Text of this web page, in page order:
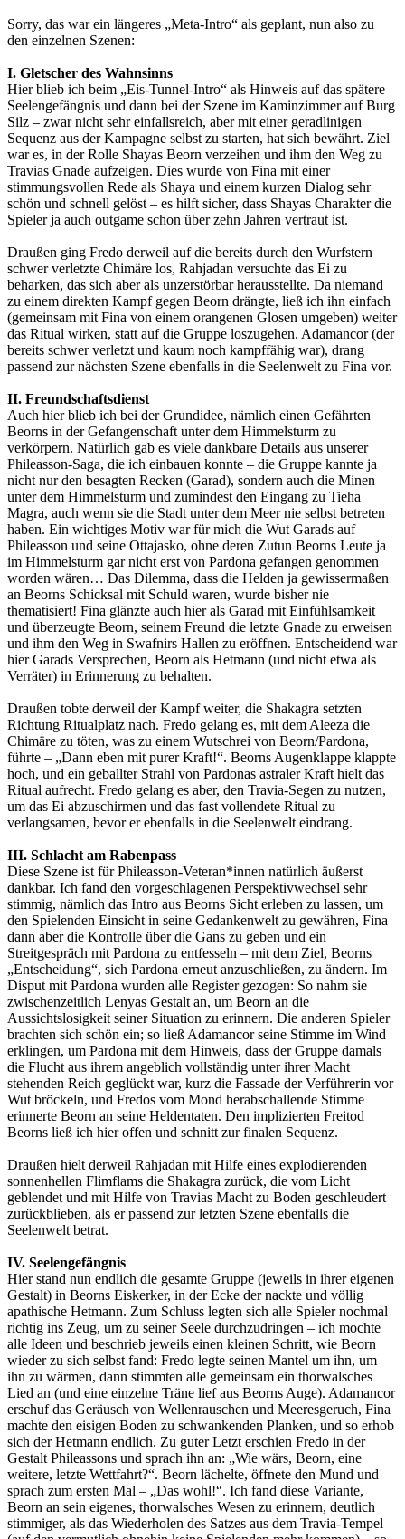
Sorry, das war ein längeres „Meta-Intro“ als geplant, nun also zu
den einzelnen Szenen:
I. Gletscher des Wahnsinns
Hier blieb ich beim „Eis-Tunnel-Intro“ als Hinweis auf das spätere
Seelengefängnis und dann bei der Szene im Kaminzimmer auf Burg
Silz – zwar nicht sehr einfallsreich, aber mit einer geradlinigen
Sequenz aus der Kampagne selbst zu starten, hat sich bewährt. Ziel
war es, in der Rolle Shayas Beorn verzeihen und ihm den Weg zu
Travias Gnade aufzeigen. Dies wurde von Fina mit einer
stimmungsvollen Rede als Shaya und einem kurzen Dialog sehr
schön und schnell gelöst – es hilft sicher, dass Shayas Charakter die
Spieler ja auch outgame schon über zehn Jahren vertraut ist.
Draußen ging Fredo derweil auf die bereits durch den Wurfstern
schwer verletzte Chimäre los, Rahjadan versuchte das Ei zu
beharken, das sich aber als unzerstörbar herausstellte. Da niemand
zu einem direkten Kampf gegen Beorn drängte, ließ ich ihn einfach
(gemeinsam mit Fina von einem orangenen Glosen umgeben) weiter
das Ritual wirken, statt auf die Gruppe loszugehen. Adamancor (der
bereits schwer verletzt und kaum noch kampffähig war), drang
passend zur nächsten Szene ebenfalls in die Seelenwelt zu Fina vor.
II. Freundschaftsdienst
Auch hier blieb ich bei der Grundidee, nämlich einen Gefährten
Beorns in der Gefangenschaft unter dem Himmelsturm zu
verkörpern. Natürlich gab es viele dankbare Details aus unserer
Phileasson-Saga, die ich einbauen konnte – die Gruppe kannte ja
nicht nur den besagten Recken (Garad), sondern auch die Minen
unter dem Himmelsturm und zumindest den Eingang zu Tieha
Magra, auch wenn sie die Stadt unter dem Meer nie selbst betreten
haben. Ein wichtiges Motiv war für mich die Wut Garads auf
Phileasson und seine Ottajasko, ohne deren Zutun Beorns Leute ja
im Himmelsturm gar nicht erst von Pardona gefangen genommen
worden wären… Das Dilemma, dass die Helden ja gewissermaßen
an Beorns Schicksal mit Schuld waren, wurde bisher nie
thematisiert! Fina glänzte auch hier als Garad mit Einfühlsamkeit
und überzeugte Beorn, seinem Freund die letzte Gnade zu erweisen
und ihm den Weg in Swafnirs Hallen zu eröffnen. Entscheidend war
hier Garads Versprechen, Beorn als Hetmann (und nicht etwa als
Verräter) in Erinnerung zu behalten.
Draußen tobte derweil der Kampf weiter, die Shakagra setzten
Richtung Ritualplatz nach. Fredo gelang es, mit dem Aleeza die
Chimäre zu töten, was zu einem Wutschrei von Beorn/Pardona,
führte – „Dann eben mit purer Kraft!“. Beorns Augenklappe klappte
hoch, und ein geballter Strahl von Pardonas astraler Kraft hielt das
Ritual aufrecht. Fredo gelang es aber, den Travia-Segen zu nutzen,
um das Ei abzuschirmen und das fast vollendete Ritual zu
verlangsamen, bevor er ebenfalls in die Seelenwelt eindrang.
III. Schlacht am Rabenpass
Diese Szene ist für Phileasson-Veteran*innen natürlich äußerst
dankbar. Ich fand den vorgeschlagenen Perspektivwechsel sehr
stimmig, nämlich das Intro aus Beorns Sicht erleben zu lassen, um
den Spielenden Einsicht in seine Gedankenwelt zu gewähren, Fina
dann aber die Kontrolle über die Gans zu geben und ein
Streitgespräch mit Pardona zu entfesseln – mit dem Ziel, Beorns
„Entscheidung“, sich Pardona erneut anzuschließen, zu ändern. Im
Disput mit Pardona wurden alle Register gezogen: So nahm sie
zwischenzeitlich Lenyas Gestalt an, um Beorn an die
Aussichtslosigkeit seiner Situation zu erinnern. Die anderen Spieler
brachten sich schön ein; so ließ Adamancor seine Stimme im Wind
erklingen, um Pardona mit dem Hinweis, dass der Gruppe damals
die Flucht aus ihrem angeblich vollständig unter ihrer Macht
stehenden Reich geglückt war, kurz die Fassade der Verführerin vor
Wut bröckeln, und Fredos vom Mond herabschallende Stimme
erinnerte Beorn an seine Heldentaten. Den implizierten Freitod
Beorns ließ ich hier offen und schnitt zur finalen Sequenz.
Draußen hielt derweil Rahjadan mit Hilfe eines explodierenden
sonnenhellen Flimflams die Shakagra zurück, die vom Licht
geblendet und mit Hilfe von Travias Macht zu Boden geschleudert
zurückblieben, als er passend zur letzten Szene ebenfalls die
Seelenwelt betrat.
IV. Seelengefängnis
Hier stand nun endlich die gesamte Gruppe (jeweils in ihrer eigenen
Gestalt) in Beorns Eiskerker, in der Ecke der nackte und völlig
apathische Hetmann. Zum Schluss legten sich alle Spieler nochmal
richtig ins Zeug, um zu seiner Seele durchzudringen – ich mochte
alle Ideen und beschrieb jeweils einen kleinen Schritt, wie Beorn
wieder zu sich selbst fand: Fredo legte seinen Mantel um ihn, um
ihn zu wärmen, dann stimmten alle gemeinsam ein thorwalsches
Lied an (und eine einzelne Träne lief aus Beorns Auge). Adamancor
erschuf das Geräusch von Wellenrauschen und Meeresgeruch, Fina
machte den eisigen Boden zu schwankenden Planken, und so erhob
sich der Hetmann endlich. Zu guter Letzt erschien Fredo in der
Gestalt Phileassons und sprach ihn an: „Wie wärs, Beorn, eine
weitere, letzte Wettfahrt?“. Beorn lächelte, öffnete den Mund und
sprach zum ersten Mal – „Das wohl!“. Ich fand diese Variante,
Beorn an sein eigenes, thorwalsches Wesen zu erinnern, deutlich
stimmiger, als das Wiederholen des Satzes aus dem Travia-Tempel